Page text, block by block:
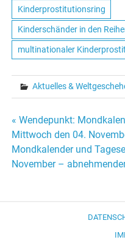
Kinderprostitutionsring
Kinderschänder in den
multinationaler
Aktuelles &
Beitrags-
Navigation
« Wendepunkt:
Mittwoch den 04.
Mondkalender und
November –